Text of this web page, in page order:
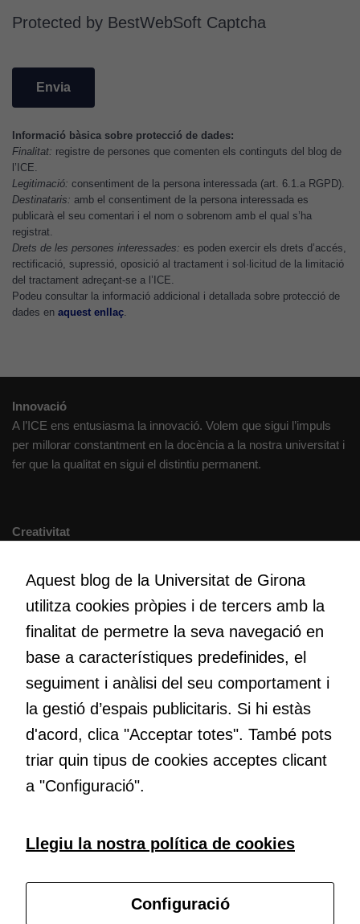
Protected by BestWebSoft Captcha
Informació bàsica sobre protecció de dades:
Finalitat: registre de persones que comenten els continguts del blog de
l’ICE.
Legitimació: consentiment de la persona interessada (art. 6.1.a RGPD).
Destinataris: amb el consentiment de la persona interessada es
publicarà el seu comentari i el nom o sobrenom amb el qual s’ha
registrat.
Drets de les persones interessades: es poden exercir els drets d’accés,
rectificació, supressió, oposició al tractament i sol·licitud de la limitació
del tractament adreçant-se a l’ICE.
Podeu consultar la informació addicional i detallada sobre protecció de
dades en aquest enllaç
Innovació
A l’ICE ens entusiasma la innovació. Volem que sigui l’impuls
per millorar constantment en la docència a la nostra universitat i
fer que la qualitat en sigui el distintiu permanent.
Creativitat
maneres de fer-ho i generar plegats idees innovadores.
Educació
Com deia Josep Pallach, l’educació és una palanca per a la
transformació. Volem contribuir a millorar-la impulsant
metodologies docents actives i ambients d’aprenentatge
dinàmics.
Configura les cookies
Aquest blog de la Universitat de Girona
utilitza cookies pròpies i de tercers amb la
finalitat de permetre la seva navegació en
base a característiques predefinides, el
seguiment i anàlisi del seu comportament i
la gestió d’espais publicitaris. Si hi estàs
d'acord, clica "Acceptar totes". També pots
triar quin tipus de cookies acceptes clicant
a "Configuració".
Llegiu la nostra política de cookies
Configuració